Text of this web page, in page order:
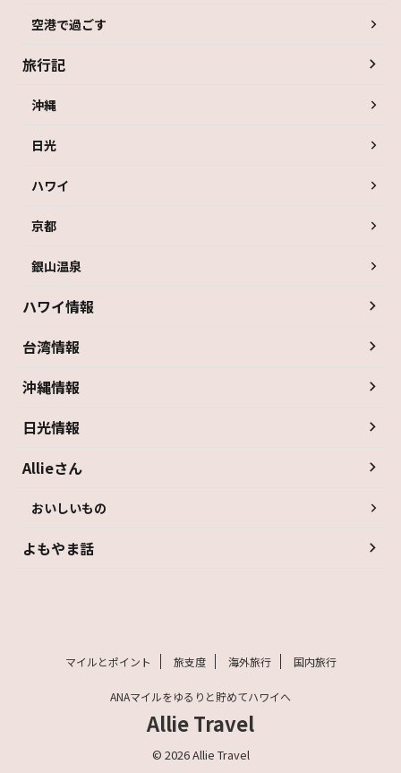
空港で過ごす
旅行記
沖縄
日光
ハワイ
京都
銀山温泉
ハワイ情報
台湾情報
沖縄情報
日光情報
Allieさん
おいしいもの
よもやま話
マイルとポイント 旅支度 海外旅行 国内旅行
ANAマイルをゆるりと貯めてハワイへ
Allie Travel
© 2026 Allie Travel